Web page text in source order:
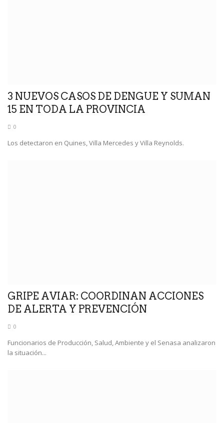
3 NUEVOS CASOS DE DENGUE Y SUMAN
15 EN TODA LA PROVINCIA
0
Los detectaron en Quines, Villa Mercedes y Villa Reynolds.
GRIPE AVIAR: COORDINAN ACCIONES
DE ALERTA Y PREVENCIÓN
0
Funcionarios de Producción, Salud, Ambiente y el Senasa analizaron
la situación...